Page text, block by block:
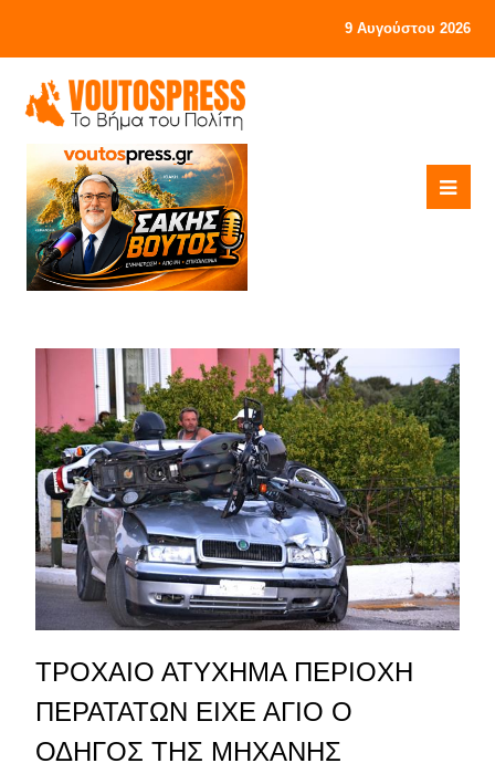
9 Αυγούστου 2026
ΤΡΟΧΑΙΟ ΑΤΥΧΗΜΑ ΠΕΡΙΟΧΗ
ΠΕΡΑΤΑΤΩΝ ΕΙΧΕ ΑΓΙΟ Ο
ΟΔΗΓΟΣ ΤΗΣ ΜΗΧΑΝΗΣ